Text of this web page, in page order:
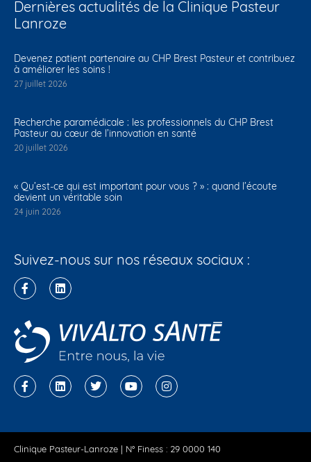
Dernières actualités de la Clinique Pasteur
Lanroze
Devenez patient partenaire au CHP Brest Pasteur et contribuez
à améliorer les soins !
27 juillet 2026
Recherche paramédicale : les professionnels du CHP Brest
Pasteur au cœur de l’innovation en santé
20 juillet 2026
« Qu’est-ce qui est important pour vous ? » : quand l’écoute
devient un véritable soin
24 juin 2026
Suivez-nous sur nos réseaux sociaux :
Clinique Pasteur-Lanroze | N° Finess : 29 0000 140